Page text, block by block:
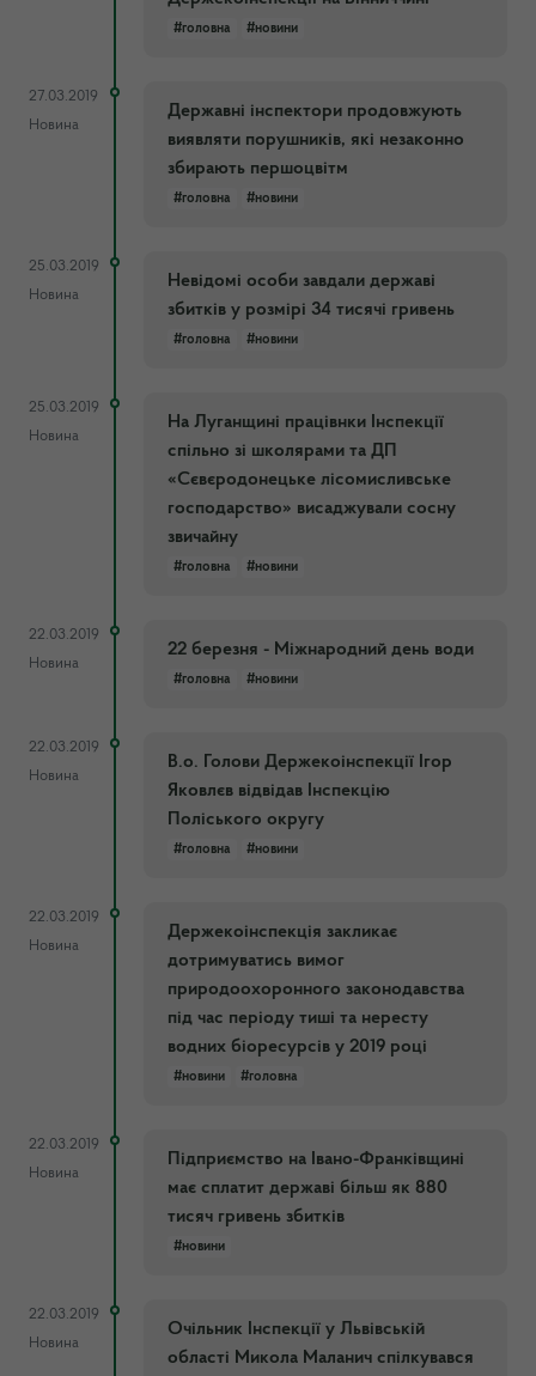
#головна #новини
27.03.2019
Новина
Державні інспектори продовжують
виявляти порушників, які незаконно
збирають першоцвітм
#головна #новини
25.03.2019
Новина
Невідомі особи завдали державі
збитків у розмірі 34 тисячі гривень
#головна #новини
25.03.2019
Новина
На Луганщині працівнки Інспекції
спільно зі школярами та ДП
«Сєвєродонецьке лісомисливське
господарство» висаджували сосну
звичайну
#головна #новини
22.03.2019
Новина
22 березня - Міжнародний день води
#головна #новини
22.03.2019
Новина
В.о. Голови Держекоінспекції Ігор
Яковлєв відвідав Інспекцію
Поліського округу
#головна #новини
22.03.2019
Новина
Держекоінспекція закликає
дотримуватись вимог
природоохоронного законодавства
під час періоду тиші та нересту
водних біоресурсів у 2019 році
#новини #головна
22.03.2019
Новина
Підприємство на Івано-Франківщині
має сплатит державі більш як 880
тисяч гривень збитків
#новини
22.03.2019
Новина
Очільник Інспекції у Львівській
області Микола Маланич спілкувався